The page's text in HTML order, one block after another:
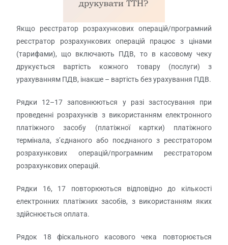
Якщо реєстратор розрахункових операцій/програмний
реєстратор розрахункових операцій працює з цінами
(тарифами), що включають ПДВ, то в касовому чеку
друкується вартість кожного товару (послуги) з
урахуванням ПДВ, інакше – вартість без урахування ПДВ.
Рядки 12–17 заповнюються у разі застосування при
проведенні розрахунків з використанням електронного
платіжного засобу (платіжної картки) платіжного
термінала, з’єднаного або поєднаного з реєстратором
розрахункових операцій/програмним реєстратором
розрахункових операцій.
Рядки 16, 17 повторюються відповідно до кількості
електронних платіжних засобів, з використанням яких
здійснюється оплата.
Рядок 18 фіскального касового чека повторюється